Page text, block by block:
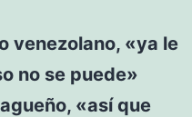
venezolano, «ya le
no se puede»
«así que